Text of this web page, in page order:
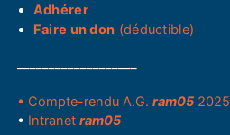
Adhérer
Faire un don (déductible)
• Compte-rendu A.G.ram05 2025
• Intranetram05